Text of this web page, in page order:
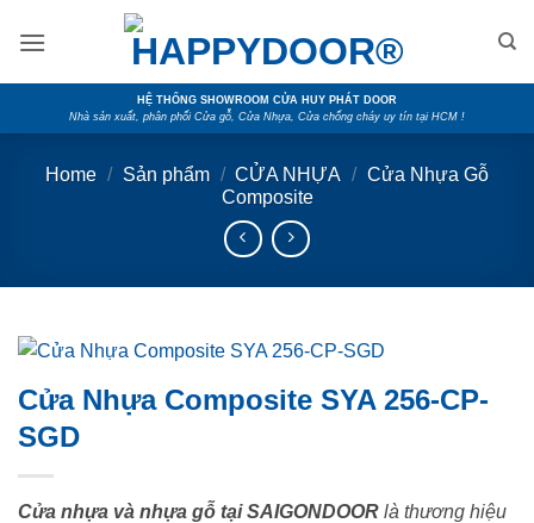
HỆ THỐNG SHOWROOM CỬA HUY PHÁT DOOR
Nhà sản xuất, phân phối Cửa gỗ, Cửa Nhựa, Cửa chống cháy uy tín tại HCM !
Home / Sản phẩm / CỬA NHỰA / Cửa Nhựa Gỗ
Composite
Cửa Nhựa Composite SYA 256-CP-
SGD
Cửa nhựa và nhựa gỗ tại SAIGONDOOR là thương hiệu